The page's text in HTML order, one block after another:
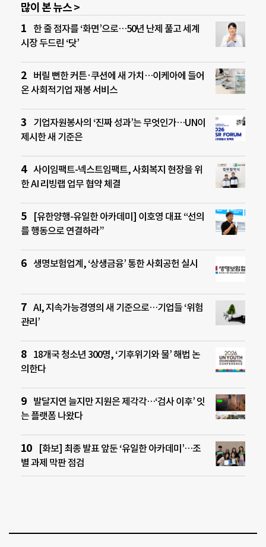
많이 본 뉴스 >
한 줄 점자를 ‘화면’으로…50년 난제 풀고 세계
시장 두드린 ‘닷’
버릴 뻔한 커튼·쿠션에 새 가치…이케아에 들어
온 사회적기업 재봉 서비스
기업자원봉사의 ‘진짜 성과’는 무엇인가…UN이
제시한 새 기준은
사이임팩트-넥스트임팩트, 사회복지 현장을 위
한 AI 리빙랩 업무 협약 체결
[유한양행-유일한 아카데미] 이호영 대표 “선의
를 행동으로 연결하라”
생명보험업계, ‘상생금융’ 통한 사회공헌 실시
AI, 지속가능경영의 새 기준으로…기업들 ‘위험
관리’
18개국 청소년 300명, ‘기후위기와 물’ 해법 논
의한다
발달지연 늘지만 지원은 제각각…‘검사 이후’ 잇
는 플랫폼 나왔다
[화보] 최종 발표 앞둔 ‘유일한 아카데미’…조
별 과제 막판 점검